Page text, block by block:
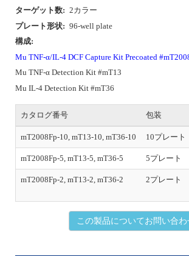
ターゲット数: 2カラー
プレート形状: 96-well plate
構成:
Mu TNF-α/IL-4 DCF Capture Kit Precoated
Mu TNF-α Detection Kit #mT13
Mu IL-4 Detection Kit #mT36
カタログ番号 包装
mT2008Fp-10, mT13-10, mT36-10 10プレート
mT2008Fp-5, mT13-5, mT36-5 5プレート
mT2008Fp-2, mT13-2, mT36-2 2プレート
この製品についてお問い合わ